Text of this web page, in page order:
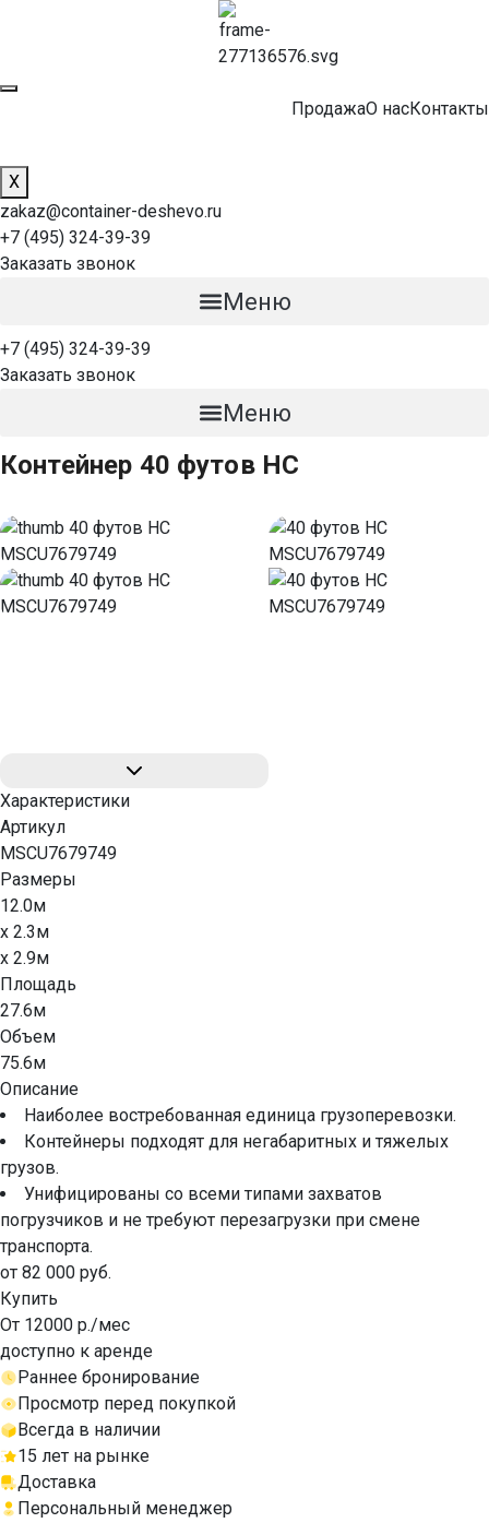
ПродажаО насКонтакты
X
zakaz@container-deshevo.ru
+7 (495) 324-39-39
Заказать звонок
Меню
+7 (495) 324-39-39
Заказать звонок
Меню
Контейнер 40 футов HC
Характеристики
Артикул
MSCU7679749
Размеры
12.0м
x 2.3м
x 2.9м
Площадь
27.6м
Объем
75.6м
Описание
Наиболее востребованная единица грузоперевозки.
Контейнеры подходят для негабаритных и тяжелых
грузов.
Унифицированы со всеми типами захватов
погрузчиков и не требуют перезагрузки при смене
транспорта.
от 82 000 руб.
Купить
От 12000 р./мес
доступно к аренде
Раннее бронирование
Просмотр перед покупкой
Всегда в наличии
15 лет на рынке
Доставка
Персональный менеджер